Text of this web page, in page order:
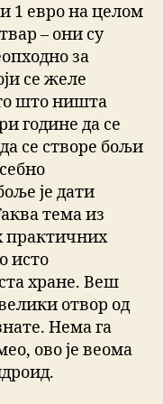
1 евро на целом
– они су
за
се желе
што ништа
године да се
се створе бољи
је дати
тема из
практичних
исто
хране. Веш
отвор од
Нема га
ово је веома